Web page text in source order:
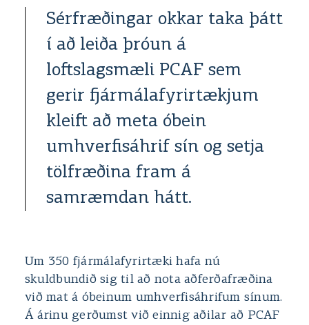
Sérfræðingar okkar taka þátt
í að leiða þróun á
loftslagsmæli PCAF sem
gerir fjármálafyrirtækjum
kleift að meta óbein
umhverfisáhrif sín og setja
tölfræðina fram á
samræmdan hátt.
Um 350 fjármálafyrirtæki hafa nú
skuldbundið sig til að nota aðferðafræðina
við mat á óbeinum umhverfisáhrifum sínum.
Á árinu gerðumst við einnig aðilar að PCAF